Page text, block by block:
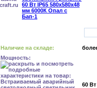
Наличие на складе:
Мощность:
60 Вт